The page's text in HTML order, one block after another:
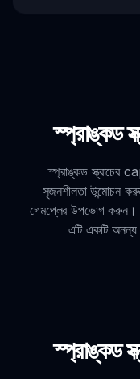
স্প্রাঙ্কড
স্প্রাঙ্কড স্ক্রাচের
সৃজনশীলতা উন্মোচন
গেমপ্লের উপভোগ করুন।
এটি একটি অনন্য
স্প্রাঙ্কড